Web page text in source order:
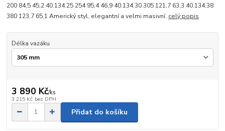
200 84,5 45,2 40.134.25 254 95,4 46,9 40.134.30 305 121,7 63,3 40.134.38
380 123,7 65,1 Americký styl, elegantní a velmi masivní. celý popis
Délka vazáku
3 890 Kč/ks
3 215 Kč bez DPH
Přidat do košíku